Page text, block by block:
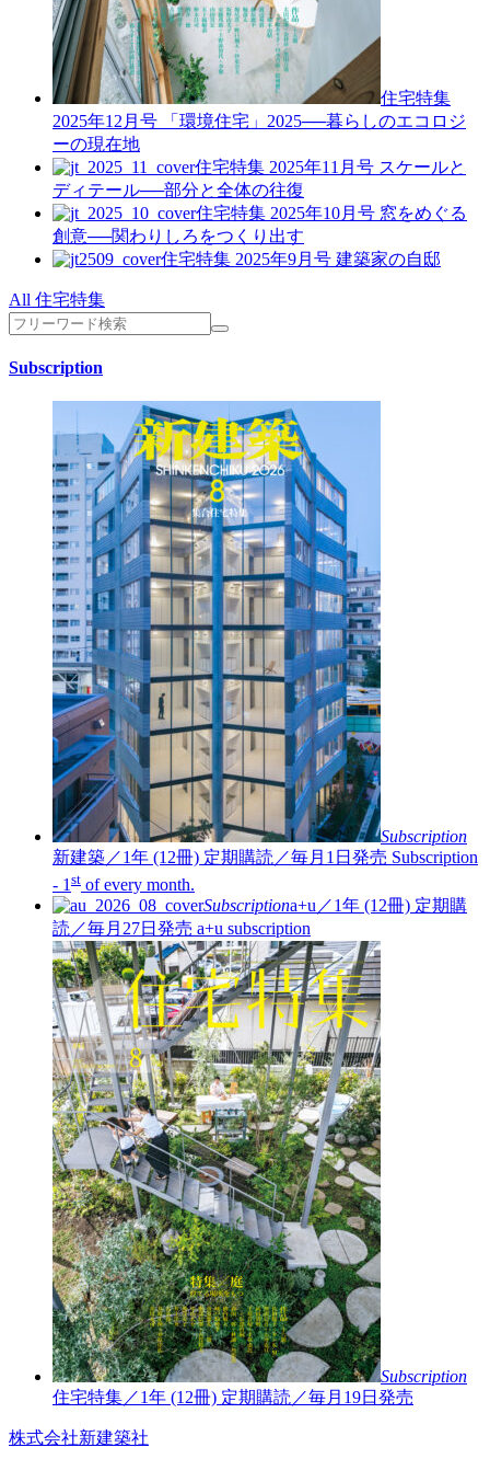
住宅特集
2025年12月号
「環境住宅」2025──暮らしのエコロジ
ーの現在地
住宅特集 2025年11月号 スケールと
ディテール──部分と全体の往復
住宅特集 2025年10月号 窓をめぐる
創意──関わりしろをつくり出す
住宅特集 2025年9月号 建築家の自邸
All 住宅特集
Subscription
Subscription
新建築／1年 (12冊) 定期購読／毎月1日発売 Subscription
- 1 st of every month.
Subscriptiona+u／1年 (12冊) 定期購
読／毎月27日発売 a+u subscription
Subscription
住宅特集／1年 (12冊) 定期購読／毎月19日発売
株式会社新建築社